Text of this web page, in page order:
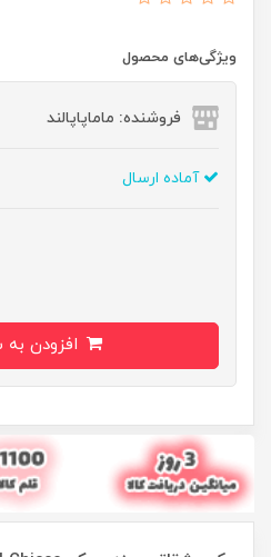
ویژگی‌های محصول
فروشنده: ماماپاپالند
آماده ارسال